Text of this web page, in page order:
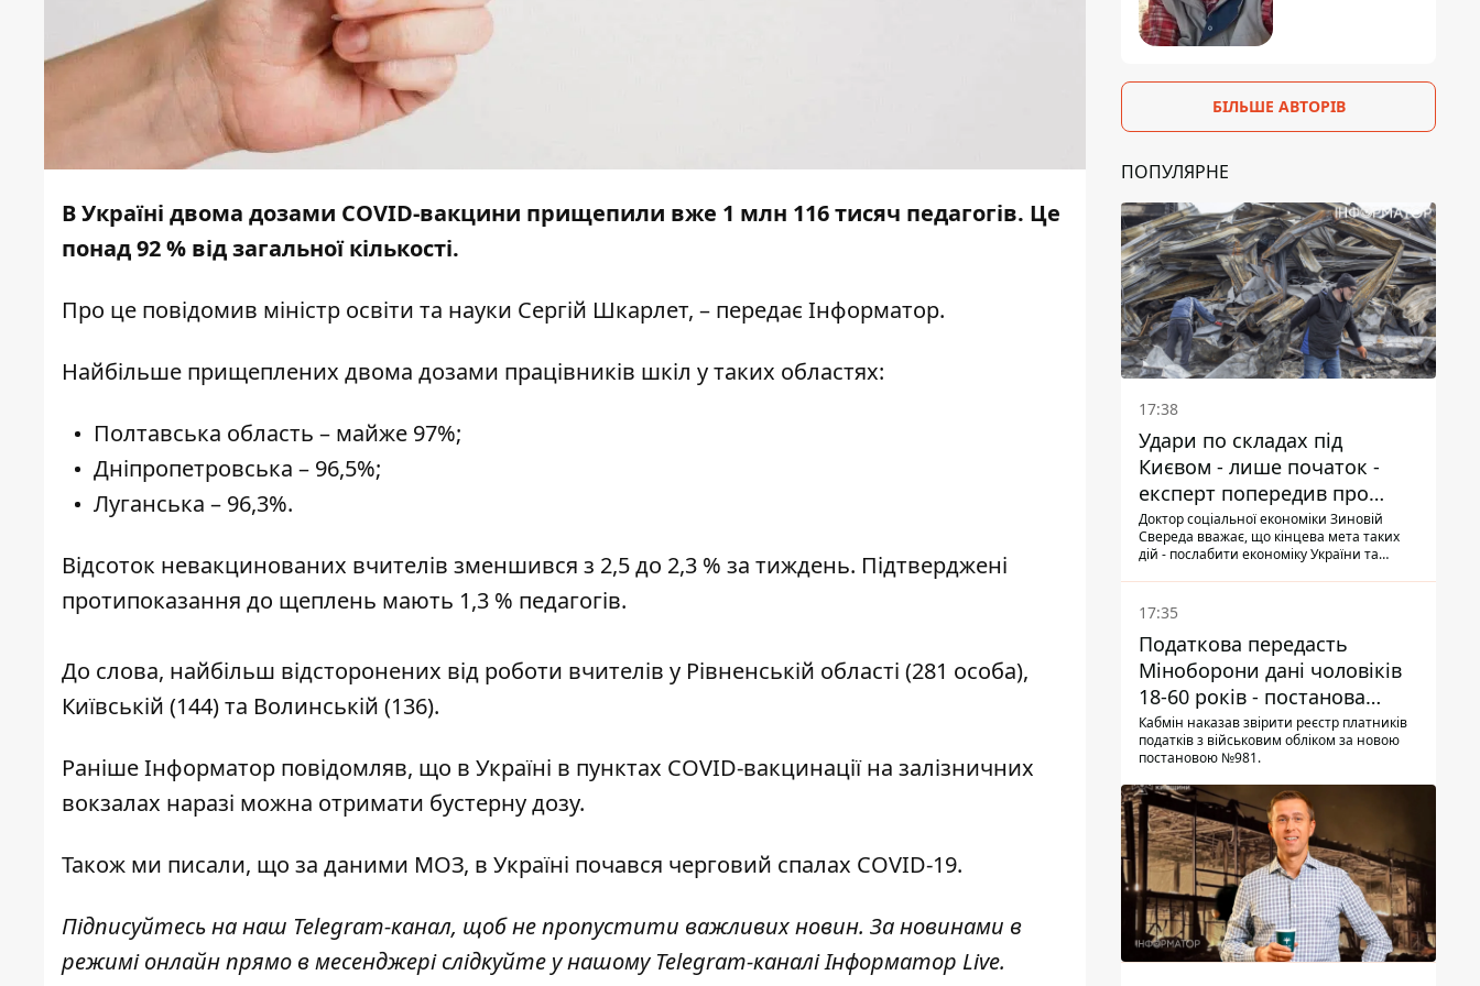
В Україні двома дозами COVID-вакцини прищепили вже 1 млн 116 тисяч педагогів. Це
понад 92 % від загальної кількості.
Про це повідомив міністр освіти та науки Сергій Шкарлет, – передає Інформатор.
Найбільше прищеплених двома дозами працівників шкіл у таких областях:
Полтавська область – майже 97%;
Дніпропетровська – 96,5%;
Луганська – 96,3%.
Відсоток невакцинованих вчителів зменшився з 2,5 до 2,3 % за тиждень. Підтверджені
протипоказання до щеплень мають 1,3 % педагогів.
До слова, найбільш відсторонених від роботи вчителів у Рівненській області (281 особа),
Київській (144) та Волинській (136).
РанішеІнформатор повідомляв, що в Україні в пунктах COVID-вакцинації на залізничних
вокзалах наразі можна отримати бустерну дозу.
Також ми писали, що за даними МОЗ, в Україні почався черговий спалах COVID-19.
Підписуйтесь на наш Telegram-канал, щоб не пропустити важливих новин. За новинами в
режимі онлайн прямо в месенджері слідкуйте у нашому Telegram-каналіІнформатор Live.
БІЛЬШЕ АВТОРІВ
ПОПУЛЯРНЕ
17:38
Удари по складах під
Києвом - лише початок -
експерт попередив про
нову загрозу
Доктор соціальної економіки Зиновій
Свереда вважає, що кінцева мета таких
дій - послабити економіку України та
17:35
Податкова передасть
Міноборони дані чоловіків
18-60 років - постанова
Кабміну
Кабмін наказав звірити реєстр платників
податків з військовим обліком за новою
постановою №981.